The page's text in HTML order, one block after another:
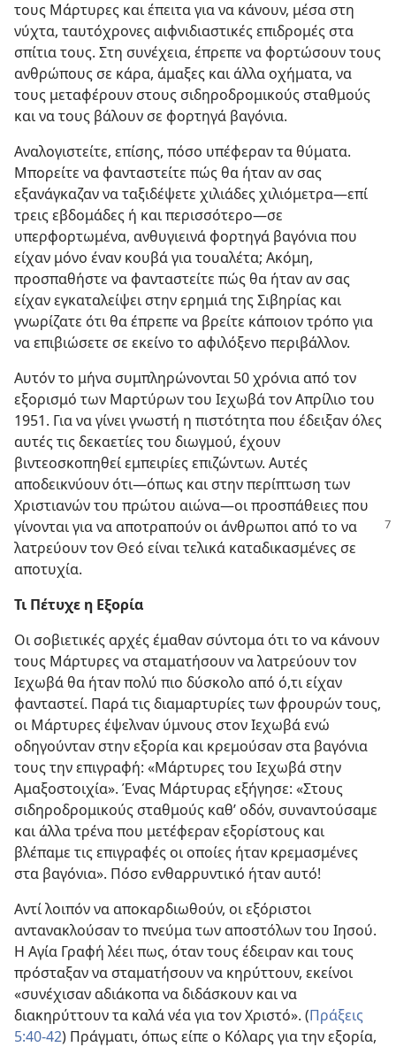
τους Μάρτυρες και έπειτα για να κάνουν, μέσα στη
νύχτα, ταυτόχρονες αιφνιδιαστικές επιδρομές στα
σπίτια τους. Στη συνέχεια, έπρεπε να φορτώσουν τους
ανθρώπους σε κάρα, άμαξες και άλλα οχήματα, να
τους μεταφέρουν στους σιδηροδρομικούς σταθμούς
και να τους βάλουν σε φορτηγά βαγόνια.
Αναλογιστείτε, επίσης, πόσο υπέφεραν τα θύματα.
Μπορείτε να φανταστείτε πώς θα ήταν αν σας
εξανάγκαζαν να ταξιδέψετε χιλιάδες χιλιόμετρα​—επί
τρεις εβδομάδες ή και περισσότερο—​σε
υπερφορτωμένα, ανθυγιεινά φορτηγά βαγόνια που
είχαν μόνο έναν κουβά για τουαλέτα; Ακόμη,
προσπαθήστε να φανταστείτε πώς θα ήταν αν σας
είχαν εγκαταλείψει στην ερημιά της Σιβηρίας και
γνωρίζατε ότι θα έπρεπε να βρείτε κάποιον τρόπο για
να επιβιώσετε σε εκείνο το αφιλόξενο περιβάλλον.
Αυτόν το μήνα συμπληρώνονται 50 χρόνια από τον
εξορισμό των Μαρτύρων του Ιεχωβά τον Απρίλιο του
1951. Για να γίνει γνωστή η πιστότητα που έδειξαν όλες
αυτές τις δεκαετίες του διωγμού, έχουν
βιντεοσκοπηθεί εμπειρίες επιζώντων. Αυτές
αποδεικνύουν ότι​—όπως και στην περίπτωση των
Χριστιανών του πρώτου αιώνα—​οι προσπάθειες που
γίνονται για να αποτραπούν οι άνθρωποιαπό το να
λατρεύουν τον Θεό είναι τελικά καταδικασμένες σε
αποτυχία.
Τι Πέτυχε η Εξορία
Οι σοβιετικές αρχές έμαθαν σύντομα ότι το να κάνουν
τους Μάρτυρες να σταματήσουν να λατρεύουν τον
Ιεχωβά θα ήταν πολύ πιο δύσκολο από ό,τι είχαν
φανταστεί. Παρά τις διαμαρτυρίες των φρουρών τους,
οι Μάρτυρες έψελναν ύμνους στον Ιεχωβά ενώ
οδηγούνταν στην εξορία και κρεμούσαν στα βαγόνια
τους την επιγραφή: «Μάρτυρες του Ιεχωβά στην
Αμαξοστοιχία». Ένας Μάρτυρας εξήγησε: «Στους
σιδηροδρομικούς σταθμούς καθ’ οδόν, συναντούσαμε
και άλλα τρένα που μετέφεραν εξορίστους και
βλέπαμε τις επιγραφές οι οποίες ήταν κρεμασμένες
στα βαγόνια». Πόσο ενθαρρυντικό ήταν αυτό!
Αντί λοιπόν να αποκαρδιωθούν, οι εξόριστοι
αντανακλούσαν το πνεύμα των αποστόλων του Ιησού.
Η Αγία Γραφή λέει πως, όταν τους έδειραν και τους
πρόσταξαν να σταματήσουν να κηρύττουν, εκείνοι
«συνέχισαν αδιάκοπα να διδάσκουν και να
διακηρύττουν τα καλά νέα για τον Χριστό». (Πράξεις
5:40-42) Πράγματι, όπως είπε ο Κόλαρς για την εξορία,